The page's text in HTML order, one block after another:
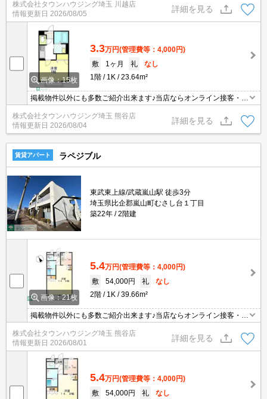
株式会社タウンハウジング埼玉 川越店
情報更新日 2026/08/05
詳細を見る
画像：15枚
3.3万円(管理費等：4,000円)
敷
1ヶ月 礼
なし
1階
1K 23.64m²
掲載物件以外にも多数ご紹介出来ます♪当店ならオンライン接客・内
見可能です！メールでのお問い合わせの際は、電話番号も記載頂き
ますとスムーズに御対応できます♪
株式会社タウンハウジング埼玉 熊谷店
情報更新日 2026/08/04
詳細を見る
賃貸アパート ラペジブル
東武東上線/武蔵嵐山駅 徒歩3分
埼玉県比企郡嵐山町むさし台１丁目
築22年
2階建
画像：21枚
5.4万円(管理費等：4,000円)
敷
54,000円 礼
なし
2階
1K 39.66m²
掲載物件以外にも多数ご紹介出来ます♪当店ならオンライン接客・内
見可能です！メールでのお問い合わせの際は、電話番号も記載頂き
ますとスムーズに御対応できます♪
株式会社タウンハウジング埼玉 熊谷店
情報更新日 2026/08/01
詳細を見る
5.4万円(管理費等：4,000円)
敷
54,000円 礼 なし